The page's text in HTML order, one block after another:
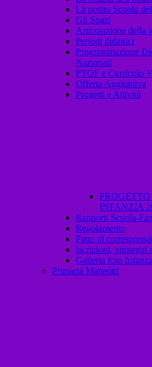
La nostra Scuola
Gli Spazi
Articolazione della
Periodi didattici
Programmazione
Nazionali
PTOF e Curricolo
Offerta Aggiuntiva
Progetti e Attività
INFANZIA
Rapporti Scuola-
Regolamento
Patto di
Iscrizioni, punteggi
Galleria foto
Primaria Matteotti